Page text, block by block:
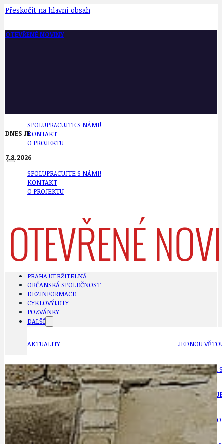
Přeskočit na hlavní obsah
OTEVŘENÉ NOVINY
SPOLUPRACUJTE S NÁMI!
KONTAKT
O PROJEKTU
SPOLUPRACUJTE S NÁMI!
KONTAKT
O PROJEKTU
DNES JE
7.8.2026
PRAHA UDRŽITELNÁ
OBČANSKÁ SPOLEČNOST
DEZINFORMACE
CYKLOVÝLETY
POZVÁNKY
DALŠÍ
AKTUALITY
BÁSNĚ. FEJETONY. SATIRA
CYKLOVÝLETY
DATA A VÝROČÍ
JEDNOU
KLÁNOVICKÁ
KRUHOVÝ
KULTURNÍ